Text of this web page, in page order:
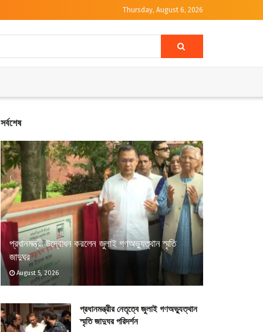
Thursday, August 6, 2026
সর্বশেষ
প্রধানমন্ত্রী উদ্বোধন করলেন জুলাই গণঅভ্যুত্থান স্মৃতি
জাদুঘর
August 5, 2026
প্রধানমন্ত্রীর নেতৃত্বে জুলাই গণঅভ্যুত্থান
স্মৃতি জাদুঘর পরিদর্শন